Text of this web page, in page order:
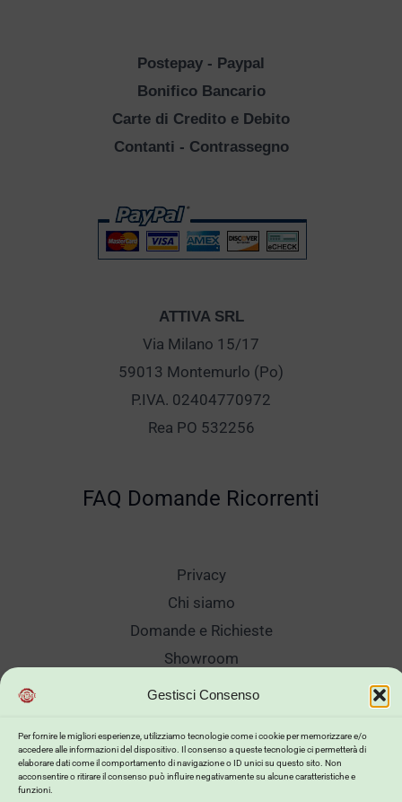
Gestisci Consenso
Per fornire le migliori esperienze, utilizziamo tecnologie come i cookie per memorizzare e/o
accedere alle informazioni del dispositivo. Il consenso a queste tecnologie ci permetterà di
elaborare dati come il comportamento di navigazione o ID unici su questo sito. Non
acconsentire o ritirare il consenso può influire negativamente su alcune caratteristiche e
funzioni.
Postepay - Paypal
Bonifico Bancario
Carte di Credito e Debito
Contanti - Contrassegno
ATTIVA SRL
Via Milano 15/17
59013 Montemurlo (Po)
P.IVA. 02404770972
Rea PO 532256
FAQ Domande Ricorrenti
Privacy
Chi siamo
Domande e Richieste
Showroom
Spedizioni
Reso Cambio Merce
Lavora Con Noi